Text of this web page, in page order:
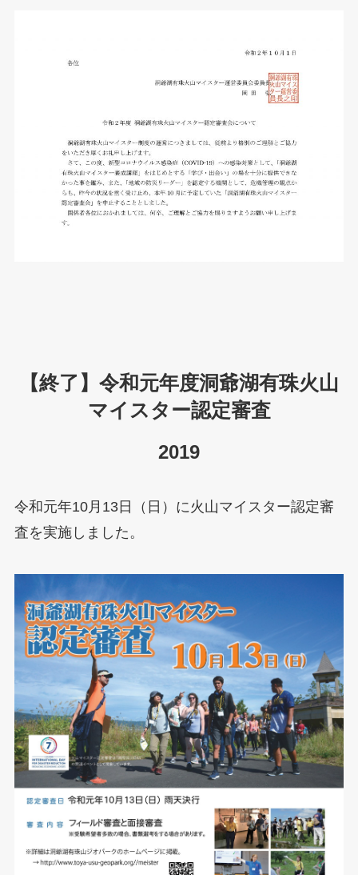
【終了】令和元年度洞爺湖有珠火山
マイスター認定審査
2019
令和元年10月13日（日）に火山マイスター認定審
査を実施しました。